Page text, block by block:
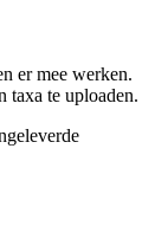
er mee werken.
te uploaden.